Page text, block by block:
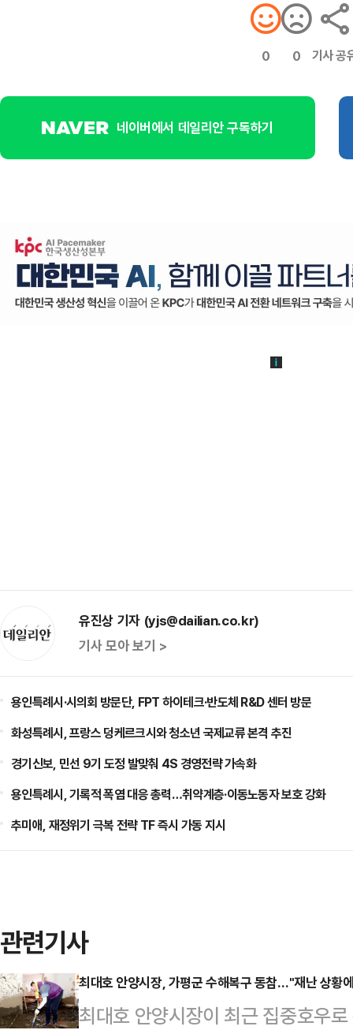
0 0 기사 공
네이버에서 데일리안 구독하기
유진상 기자 (yjs@dailian.co.kr)
기사 모아 보기 >
용인특례시·시의회 방문단, FPT 하이테크·반도체 R&D 센터 방문
화성특례시, 프랑스 덩케르크시와 청소년 국제교류 본격 추진
경기신보, 민선 9기 도정 발맞춰 4S 경영전략 가속화
용인특례시, 기록적 폭염 대응 총력…취약계층·이동노동자 보호 강화
추미애, 재정위기 극복 전략 TF 즉시 가동 지시
관련기사
최대호 안양시장, 가평군 수해복구 동참…"재난 상황
최대호 안양시장이 최근 집중호우